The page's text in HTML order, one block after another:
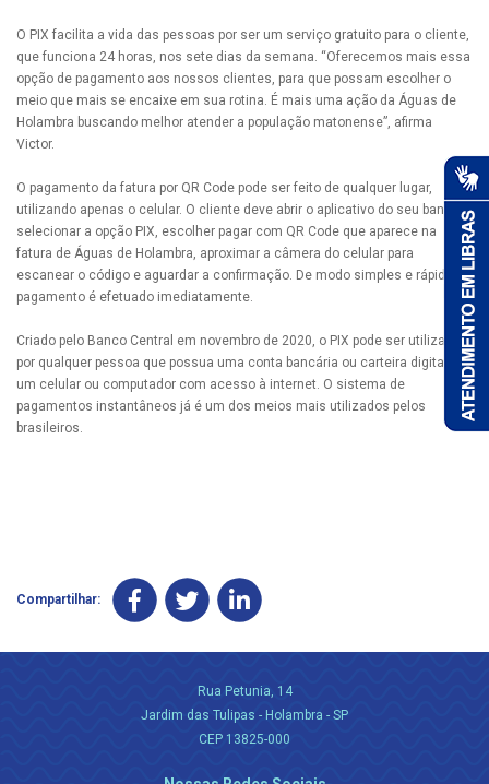
O PIX facilita a vida das pessoas por ser um serviço gratuito para o cliente,
que funciona 24 horas, nos sete dias da semana. “Oferecemos mais essa
opção de pagamento aos nossos clientes, para que possam escolher o
meio que mais se encaixe em sua rotina. É mais uma ação da Águas de
Holambra buscando melhor atender a população matonense”, afirma
Victor.
O pagamento da fatura por QR Code pode ser feito de qualquer lugar,
utilizando apenas o celular. O cliente deve abrir o aplicativo do seu banco,
selecionar a opção PIX, escolher pagar com QR Code que aparece na
fatura de Águas de Holambra, aproximar a câmera do celular para
escanear o código e aguardar a confirmação. De modo simples e rápido, o
pagamento é efetuado imediatamente.
Criado pelo Banco Central em novembro de 2020, o PIX pode ser utilizado
por qualquer pessoa que possua uma conta bancária ou carteira digital e
um celular ou computador com acesso à internet. O sistema de
pagamentos instantâneos já é um dos meios mais utilizados pelos
brasileiros.
Compartilhar:
Rua Petunia, 14
Jardim das Tulipas - Holambra - SP
CEP 13825-000